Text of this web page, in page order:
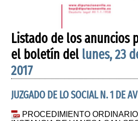
Listado de los anuncios
el boletín del lunes, 23
2017
JUZGADO DE LO SOCIAL N. 1 DE
PROCEDIMIENTO